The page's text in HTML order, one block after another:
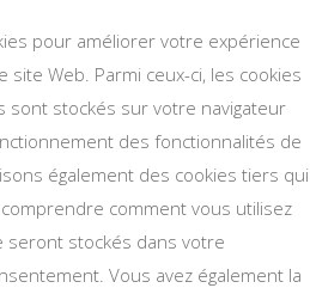
pour améliorer votre expérience
site Web. Parmi ceux-ci, les cookies
sont stockés sur votre navigateur
des fonctionnalités de
également des cookies tiers qui
comment vous utilisez
seront stockés dans votre
Vous avez également la